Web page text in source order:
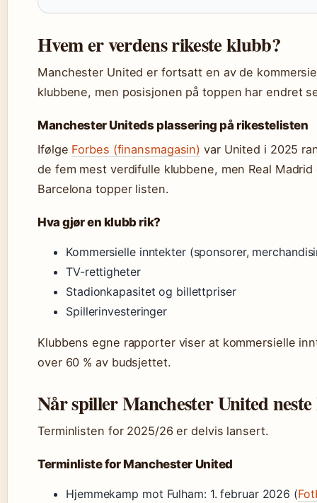
Hvem er verdens rikeste klubb?
Manchester United er fortsatt en av de
klubbene, men posisjonen på toppen har endret
Manchester Uniteds plassering på rikestelisten
Ifølge Forbes (finansmagasin) var United i 2025
de fem mest verdifulle klubbene, men Real Madrid
Barcelona topper listen.
Hva gjør en klubb rik?
Kommersielle inntekter (sponsorer,
TV-rettigheter
Stadionkapasitet og billettpriser
Spillerinvesteringer
Klubbens egne rapporter viser at kommersielle
over 60 % av budsjettet.
Når spiller Manchester United
Terminlisten for 2025/26 er delvis lansert.
Terminliste for Manchester United
Hjemmekamp mot Fulham: 1. februar 2026 (